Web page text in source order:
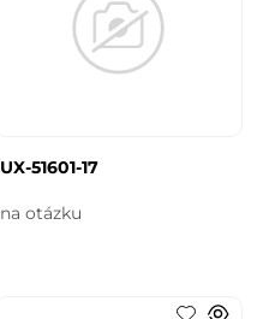
UX-51601-17
na otázku